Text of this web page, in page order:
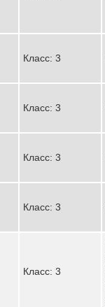
Класс: 3
Класс: 3
Класс: 3
Класс: 3
Класс: 3